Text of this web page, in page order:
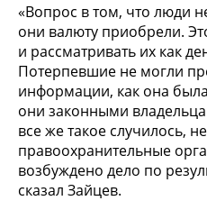
«Вопрос в том, что люди
они валюту приобрели.
и рассматривать их как
Потерпевшие не могли
информации, как она
они законными
все же такое случилось,
правоохранительные
возбуждено дело по
сказал Зайцев.